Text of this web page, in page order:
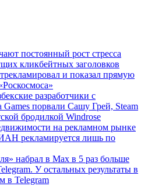
постоянный рост стресса
кликбейтных заголовков
и показал прямую
разработчики с
Games порвали Сашу Грей, Steam
бродилкой Windrose
на рекламном рынке
рекламируется лишь по
набрал в Max в 5 раз больше
У остальных результаты в
в Telegram